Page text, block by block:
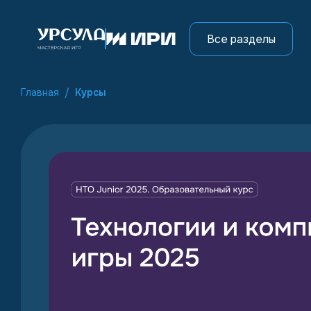
Все разделы
Главная / Курсы